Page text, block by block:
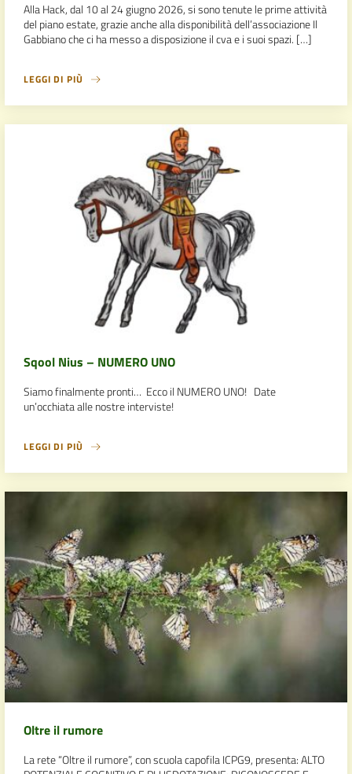
Alla Hack, dal 10 al 24 giugno 2026, si sono tenute le prime attività
del piano estate, grazie anche alla disponibilità dell’associazione Il
Gabbiano che ci ha messo a disposizione il cva e i suoi spazi. […]
LEGGI DI PIÙ
Sqool Nius – NUMERO UNO
Siamo finalmente pronti… Ecco il NUMERO UNO! Date
un’occhiata alle nostre interviste!
LEGGI DI PIÙ
Oltre il rumore
La rete “Oltre il rumore”, con scuola capofila ICPG9, presenta: ALTO